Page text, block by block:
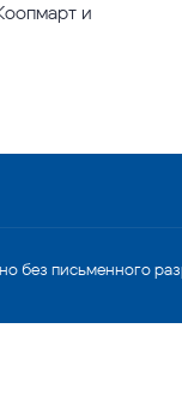
и
без письменного